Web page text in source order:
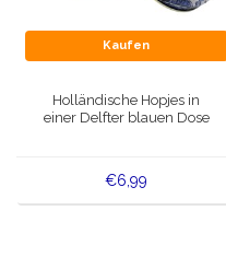
Kaufen
Holländische Hopjes in
einer Delfter blauen Dose
€6,99